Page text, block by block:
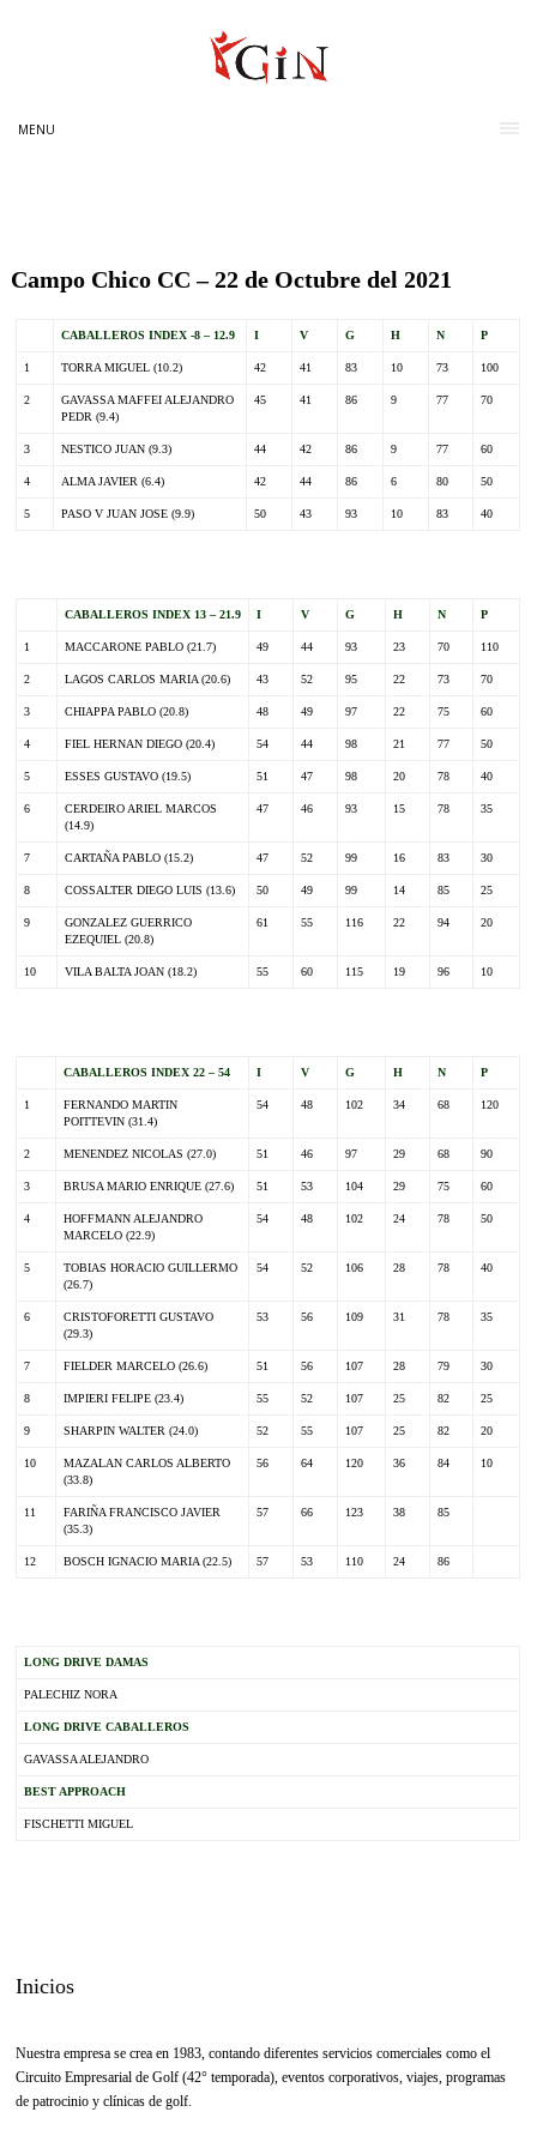
MENU
Campo Chico CC – 22 de Octubre del 2021
CABALLEROS INDEX -8 – 12.9 I V G H N P
1 TORRA MIGUEL (10.2) 42 41 83 10 73 100
2
GAVASSA MAFFEI ALEJANDRO
PEDR (9.4)
45 41 86 9 77 70
3 NESTICO JUAN (9.3) 44 42 86 9 77 60
4 ALMA JAVIER (6.4) 42 44 86 6 80 50
5 PASO V JUAN JOSE (9.9) 50 43 93 10 83 40
CABALLEROS INDEX 13 – 21.9 I V G H N P
1 MACCARONE PABLO (21.7) 49 44 93 23 70 110
2 LAGOS CARLOS MARIA (20.6) 43 52 95 22 73 70
3 CHIAPPA PABLO (20.8) 48 49 97 22 75 60
4 FIEL HERNAN DIEGO (20.4) 54 44 98 21 77 50
5 ESSES GUSTAVO (19.5) 51 47 98 20 78 40
6
CERDEIRO ARIEL MARCOS
(14.9)
47 46 93 15 78 35
7 CARTAÑA PABLO (15.2) 47 52 99 16 83 30
8 COSSALTER DIEGO LUIS (13.6) 50 49 99 14 85 25
9
GONZALEZ GUERRICO
EZEQUIEL (20.8)
61 55 116 22 94 20
10 VILA BALTA JOAN (18.2) 55 60 115 19 96 10
CABALLEROS INDEX 22 – 54 I V G H N P
1
FERNANDO MARTIN
POITTEVIN (31.4)
54 48 102 34 68 120
2 MENENDEZ NICOLAS (27.0) 51 46 97 29 68 90
3 BRUSA MARIO ENRIQUE (27.6) 51 53 104 29 75 60
4
HOFFMANN ALEJANDRO
MARCELO (22.9)
54 48 102 24 78 50
5
TOBIAS HORACIO GUILLERMO
(26.7)
54 52 106 28 78 40
6
CRISTOFORETTI GUSTAVO
(29.3)
53 56 109 31 78 35
7 FIELDER MARCELO (26.6) 51 56 107 28 79 30
8 IMPIERI FELIPE (23.4) 55 52 107 25 82 25
9 SHARPIN WALTER (24.0) 52 55 107 25 82 20
10
MAZALAN CARLOS ALBERTO
(33.8)
56 64 120 36 84 10
11
FARIÑA FRANCISCO JAVIER
(35.3)
57 66 123 38 85
12 BOSCH IGNACIO MARIA (22.5) 57 53 110 24 86
LONG DRIVE DAMAS
PALECHIZ NORA
LONG DRIVE CABALLEROS
GAVASSA ALEJANDRO
BEST APPROACH
FISCHETTI MIGUEL
Inicios
Nuestra empresa se crea en 1983, contando diferentes servicios comerciales como el
Circuito Empresarial de Golf (42° temporada), eventos corporativos, viajes, programas
de patrocinio y clínicas de golf.